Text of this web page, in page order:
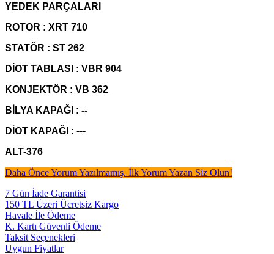
YEDEK PARÇALARI
ROTOR : XRT 710
STATÖR : ST 262
DİOT TABLASI : VBR 904
KONJEKTÖR : VB 362
BİLYA KAPAĞI : --
DİOT KAPAĞI : ---
ALT-376
Daha Önce Yorum Yazılmamış. İlk Yorum Yazan Siz Olun!
7 Gün İade Garantisi
150 TL Üzeri Ücretsiz Kargo
Havale İle Ödeme
K. Kartı Güvenli Ödeme
Taksit Seçenekleri
Uygun Fiyatlar